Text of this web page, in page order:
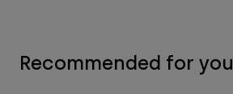
Recommended for you